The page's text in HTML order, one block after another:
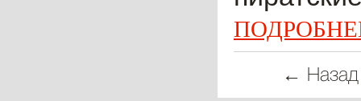
← Назад